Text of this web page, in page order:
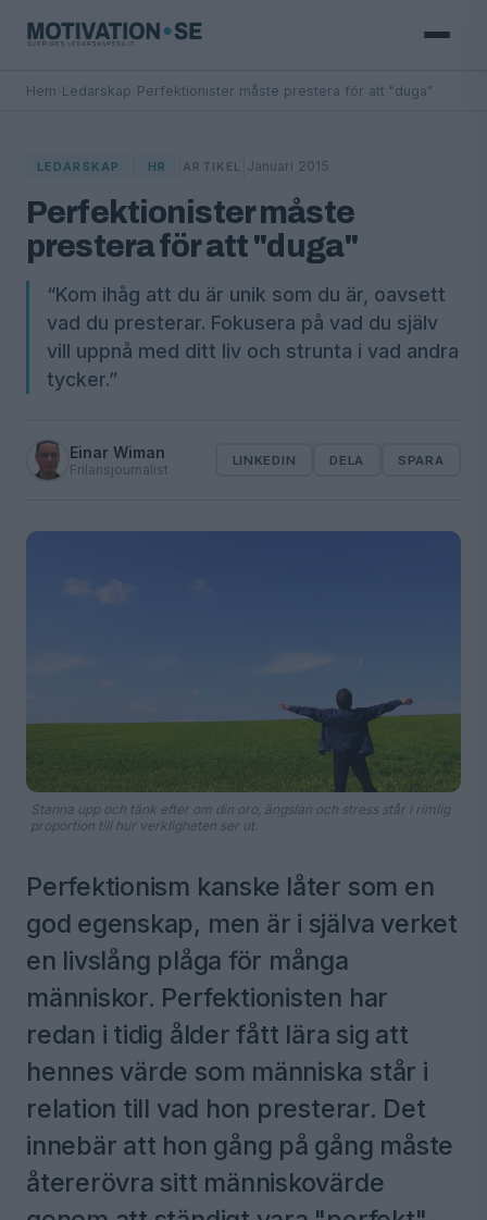
Hem Ledarskap Perfektionister måste prestera för att "duga"
LEDARSKAP HR ARTIKEL Januari 2015
Perfektionister måste
prestera för att "duga"
“Kom ihåg att du är unik som du är, oavsett
vad du presterar. Fokusera på vad du själv
vill uppnå med ditt liv och strunta i vad andra
tycker.”
Einar Wiman
Frilansjournalist
LINKEDIN DELA SPARA
Stanna upp och tänk efter om din oro, ängslan och stress står i rimlig
proportion till hur verkligheten ser ut.
Perfektionism kanske låter som en
god egenskap, men är i själva verket
en livslång plåga för många
människor. Perfektionisten har
redan i tidig ålder fått lära sig att
hennes värde som människa står i
relation till vad hon presterar. Det
innebär att hon gång på gång måste
återerövra sitt människovärde